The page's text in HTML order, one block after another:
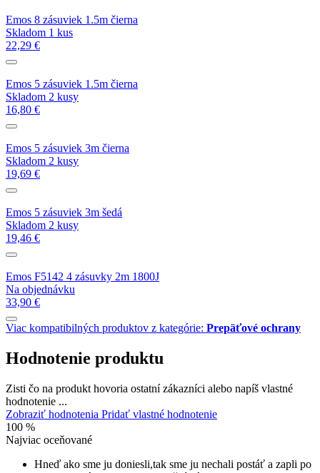
Emos 8 zásuviek 1.5m čierna
Skladom 1 kus
22,29 €
Emos 5 zásuviek 1.5m čierna
Skladom 2 kusy
16,80 €
Emos 5 zásuviek 3m čierna
Skladom 2 kusy
19,69 €
Emos 5 zásuviek 3m šedá
Skladom 2 kusy
19,46 €
Emos F5142 4 zásuvky 2m 1800J
Na objednávku
33,90 €
Viac kompatibilných produktov z kategórie: Prepäťové ochrany
Hodnotenie produktu
Zisti čo na produkt hovoria ostatní zákazníci alebo napíš vlastné
hodnotenie ...
Zobraziť hodnotenia Pridať vlastné hodnotenie
100 %
Najviac oceňované
Hneď ako sme ju doniesli,tak sme ju nechali postáť a zapli po